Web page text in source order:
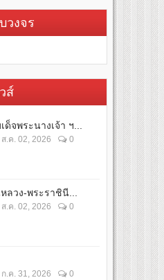
วงจร
ส์
ด็จพระนางเจ้า ฯ...
ส.ค. 02, 2026 0
ลวง-พระราชินี...
ส.ค. 02, 2026 0
ก.ค. 31, 2026 0